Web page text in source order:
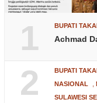
1 BUPATI
Achmad
2 BUPATI
NASIONAL
SULAWESI